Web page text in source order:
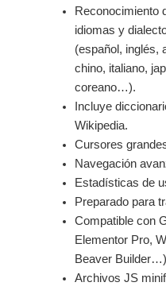
Reconocimiento
idiomas y
(español, inglés,
chino, italiano,
coreano…).
Incluye
Wikipedia.
Cursores
Navegación
Estadísticas de
Preparado para
Compatible con
Elementor Pro,
Beaver
Archivos JS